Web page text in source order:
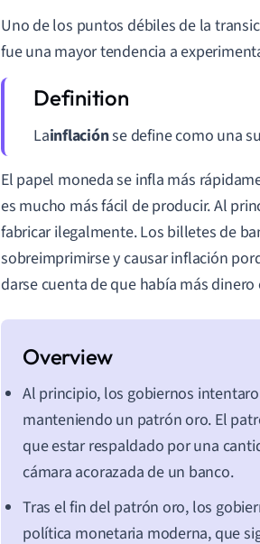
Uno de los puntos débiles de la
fue una mayor tendencia a
Lainflaciónse define como una
El papel moneda se infla más
es mucho más fácil de producir. Al
fabricar ilegalmente. Los billetes de
sobreimprimirse y causar inflación
darse cuenta de que había más
Al principio, los gobiernos
manteniendo un patrón oro. El
que estar respaldado por una
cámara acorazada de un banco.
Tras el fin del patrón oro, los
política monetaria moderna, que